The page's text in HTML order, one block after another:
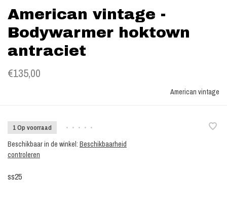
American vintage -
Bodywarmer hoktown
antraciet
€135,00
American vintage
1 Op voorraad • • • • •
Beschikbaar in de winkel: Beschikbaarheid
controleren
ss25